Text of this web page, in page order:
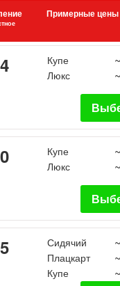
Примерные цены
Купе ~
Люкс ~
Купе ~
Люкс ~
Сидячий ~
Плацкарт ~
Купе ~